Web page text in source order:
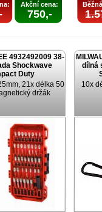
Akční cena:
750,-
4932492009 38-
Shockwave
Duty
21x délka 50
držák
dílná
10x